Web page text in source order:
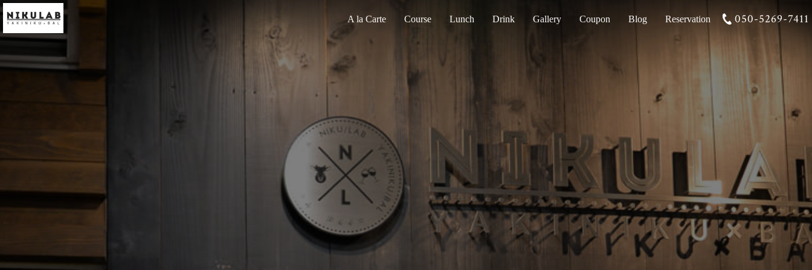
A la Carte Course Lunch Drink Gallery Coupon Blog Reservation 050-5269-7411